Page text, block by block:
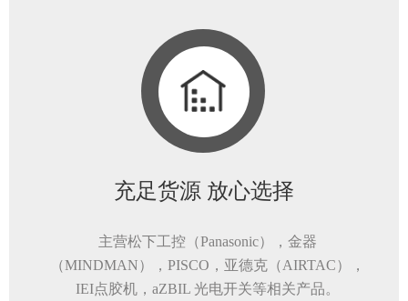
充足货源 放心选择
主营松下工控（Panasonic），金器
（MINDMAN），PISCO，亚德克（AIRTAC），
IEI点胶机，aZBIL 光电开关等相关产品。